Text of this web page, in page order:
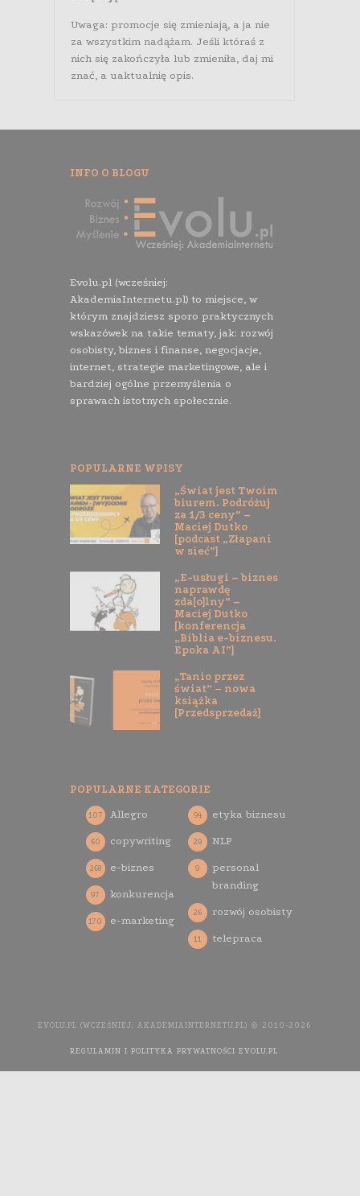
Uwaga: promocje się zmieniają, a ja nie
za wszystkim nadążam. Jeśli któraś z
nich się zakończyła lub zmieniła, daj mi
znać, a uaktualnię opis.
INFO O BLOGU
Evolu.pl (wcześniej:
AkademiaInternetu.pl) to miejsce, w
którym znajdziesz sporo praktycznych
wskazówek na takie tematy, jak: rozwój
osobisty, biznes i finanse, negocjacje,
internet, strategie marketingowe, ale i
bardziej ogólne przemyślenia o
sprawach istotnych społecznie.
POPULARNE WPISY
„Świat jest Twoim
biurem. Podróżuj
za 1/3 ceny” –
Maciej Dutko
[podcast „Złapani
w sieć”]
„E-usługi – biznes
naprawdę
zda[o]lny” –
Maciej Dutko
[konferencja
„Biblia e-biznesu.
Epoka AI”]
„Tanio przez
świat” – nowa
książka
[Przedsprzedaż]
POPULARNE KATEGORIE
Allegro
107
copywriting
60
e-biznes
268
konkurencja
97
e-marketing
170
etyka biznesu
94
NLP
29
personal
branding
9
rozwój osobisty
26
telepraca
11
EVOLU.PL (WCZEŚNIEJ: AKADEMIAINTERNETU.PL) © 2010-2026
REGULAMIN I POLITYKA PRYWATNOŚCI EVOLU.PL